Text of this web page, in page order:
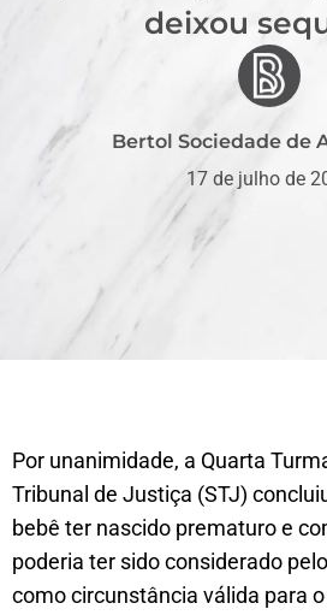
deixou
Bertol Sociedade de
17 de julho de
Por unanimidade, a Quarta
Tribunal de Justiça (STJ)
bebê ter nascido prematuro e
poderia ter sido considerado
como circunstância válida para